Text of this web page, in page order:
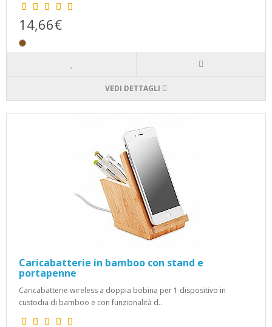
14,66€
VEDI DETTAGLI
Caricabatterie in bamboo con stand e
portapenne
Caricabatterie wireless a doppia bobina per 1 dispositivo in
custodia di bamboo e con funzionalità d..